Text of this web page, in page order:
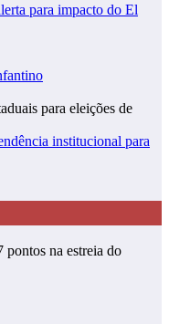
para impacto do El
institucional para